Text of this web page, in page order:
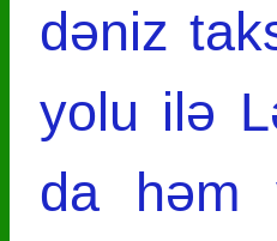
dəniz
yolu ilə
da həm